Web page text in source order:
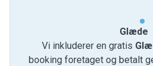
Glæde
Vi inkluderer en gratis
booking foretaget og betalt